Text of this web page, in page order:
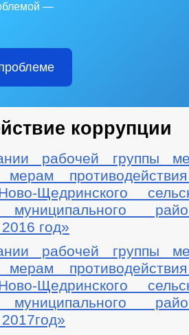
—
коррупции
рабочей группы
Щедринского
муниципального
год»
рабочей группы
Щедринского
муниципального